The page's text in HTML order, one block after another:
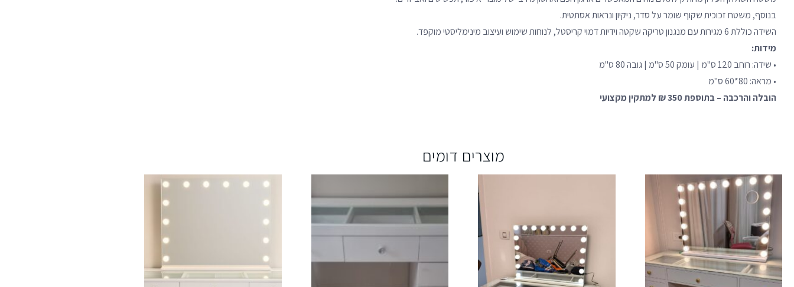
בנוסף, משטח זכוכית שקוף שומר על סדר, ניקיון ונראות אסתטית.
השידה כוללת 6 מגירות עם מנגנון טריקה שקטה וידיות דמוי קריסטל, לנוחות שימוש ועיצוב מינימליסטי מוקפד.
מידות:
• שידה: רוחב 120 ס"מ | עומק 50 ס"מ | גובה 80 ס"מ
• מראה: 80*60 ס"מ
הובלה והרכבה – בתוספת 350 ₪ למתקין מקצועי
מוצרים דומים